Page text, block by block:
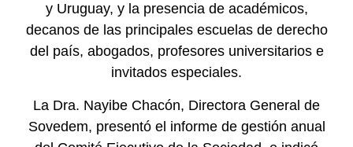
y Uruguay, y la presencia de académicos,
decanos de las principales escuelas de derecho
del país, abogados, profesores universitarios e
invitados especiales.
La Dra. Nayibe Chacón, Directora General de
Sovedem, presentó el informe de gestión anual